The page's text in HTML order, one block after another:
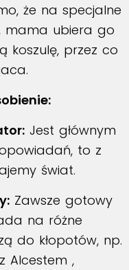
że na specjalne
mama ubiera go
koszulę, przez co
.
Jest głównym
to z
świat.
Zawsze gotowy
na różne
do kłopotów, np.
Alcestem ,